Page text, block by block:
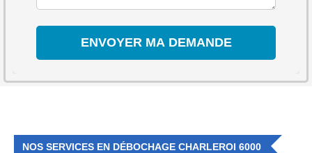
NOS SERVICES EN DÉBOCHAGE CHARLEROI 6000